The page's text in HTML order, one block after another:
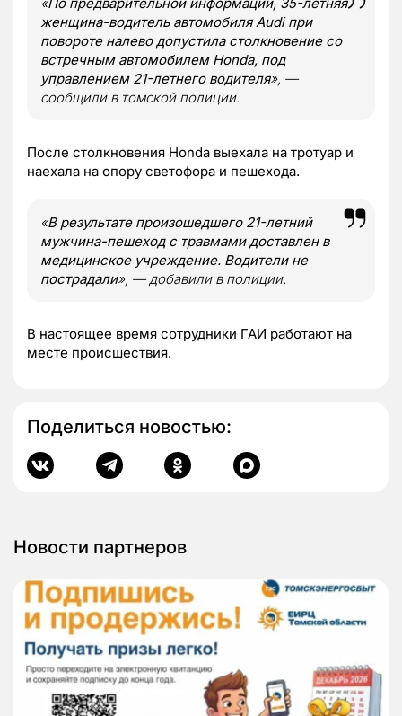
женщина-водитель автомобиля Audi при
повороте налево допустила столкновение со
встречным автомобилем Honda, под
управлением 21-летнего водителя», —
сообщили в томской полиции.
После столкновения Honda выехала на тротуар и
наехала на опору светофора и пешехода.
«В результате произошедшего 21-летний
мужчина-пешеход с травмами доставлен в
медицинское учреждение. Водители не
пострадали», — добавили в полиции.
В настоящее время сотрудники ГАИ работают на
месте происшествия.
Поделиться новостью:
Новости партнеров